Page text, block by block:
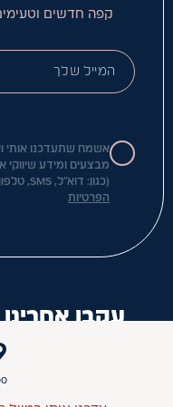
קפה חדשים
אשמח שתעדכנו אותי
מבצעים ומידע
(כגון: דוא"ל, SMS, טלפון, דואר וכדו') בהתאם
הפרטיות
עקבו אחרינו